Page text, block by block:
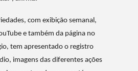
com exibição semanal,
e também da página no
tem apresentado o registro
imagens das diferentes ações